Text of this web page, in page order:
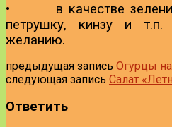
•
в качестве
петрушку, кинзу и
желанию.
предыдущая запись Огурцы
следующая запись Салат
Ответить